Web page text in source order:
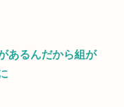
あるんだから組が